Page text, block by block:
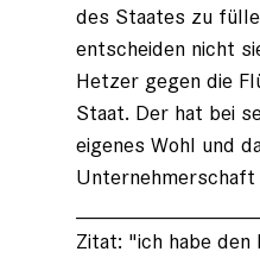
des Staates zu
entscheiden nicht
Hetzer gegen die
Staat. Der hat bei
eigenes Wohl und
Zitat: "ich habe den